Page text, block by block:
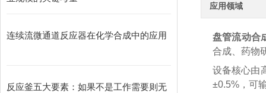
应用领域
盘管流动合
合成、药物
设备核心由
±0.5%，可
连续流微通道反应器在化学合成中的应用
反应釜五大要素：如果不是工作需要则无